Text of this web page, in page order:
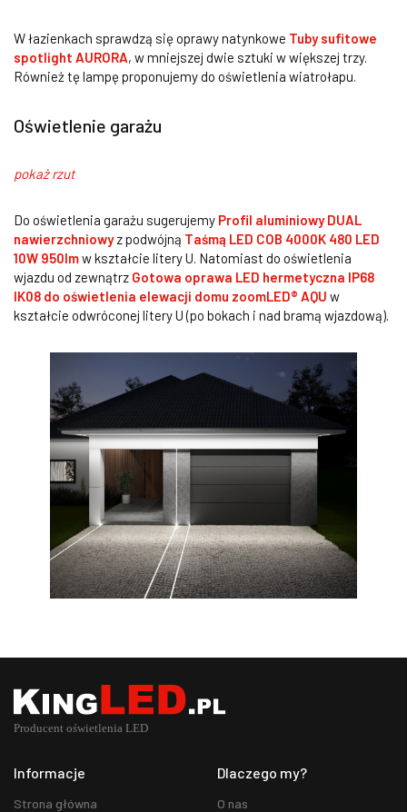
W łazienkach sprawdzą się oprawy natynkowe Tuby sufitowe
spotlight AURORA, w mniejszej dwie sztuki w większej trzy.
Również tę lampę proponujemy do oświetlenia wiatrołapu.
Oświetlenie garażu
pokaż rzut
Do oświetlenia garażu sugerujemy Profil aluminiowy DUAL
nawierzchniowyz podwójną Taśmą LED COB 4000K 480 LED
10W 950lmw kształcie litery U. Natomiast do oświetlenia
wjazdu od zewnątrz Gotowa oprawa LED hermetyczna IP68
IK08 do oświetlenia elewacji domu zoomLED® AQU w
kształcie odwróconej litery U (po bokach i nad bramą wjazdową).
Informacje
Strona główna
Dlaczego my?
O nas